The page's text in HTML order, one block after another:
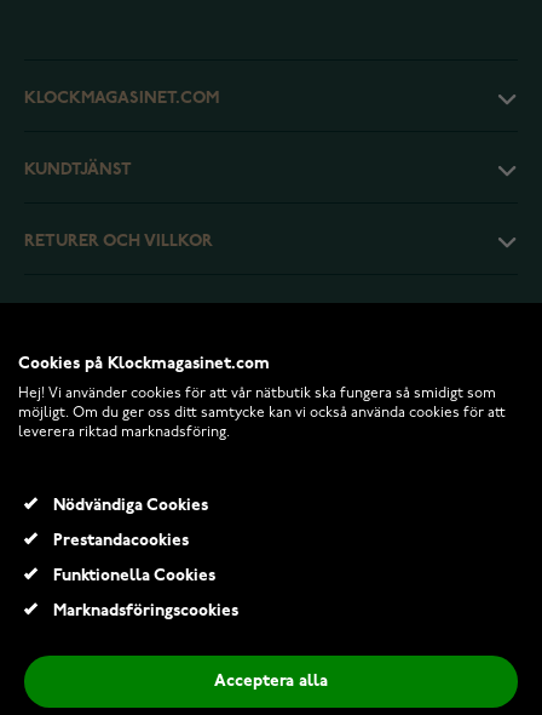
KLOCKMAGASINET.COM
KUNDTJÄNST
RETURER OCH VILLKOR
© 2026 Klockmagasinet.com
299,00 Kr
Cookies på Klockmagasinet.com
Hej! Vi använder cookies för att vår nätbutik ska fungera så smidigt som
möjligt. Om du ger oss ditt samtycke kan vi också använda cookies för att
leverera riktad marknadsföring.
Nödvändiga Cookies
Prestandacookies
Funktionella Cookies
Marknadsföringscookies
Acceptera alla